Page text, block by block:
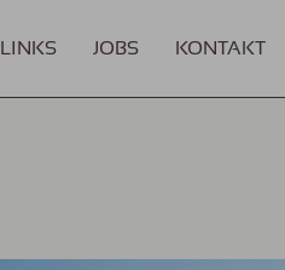
LINKS JOBS KONTAKT